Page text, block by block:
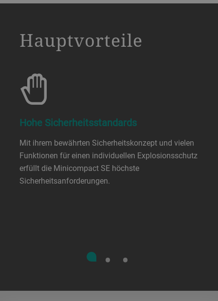
Hauptvorteile
Hohe Sicherheitsstandards
Mit ihrem bewährten Sicherheitskonzept und vielen
Funktionen für einen individuellen Explosionsschutz
erfüllt die Minicompact SE höchste
Sicherheitsanforderungen.